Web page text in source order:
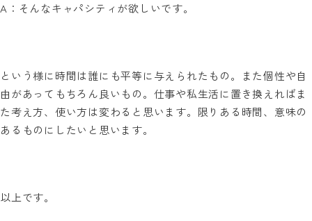
A：そんなキャパシティが欲しいです。
という様に時間は誰にも平等に与えられたもの。また個性や自
由があってもちろん良いもの。仕事や私生活に置き換えればま
た考え方、使い方は変わると思います。限りある時間、意味の
あるものにしたいと思います。
以上です。